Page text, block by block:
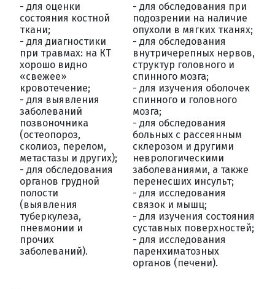
- для оценки
состояния костной
ткани;
- для диагностики
при травмах: на КТ
хорошо видно
«свежее»
кровотечение;
- для выявления
заболеваний
позвоночника
(остеопороз,
сколиоз, перелом,
метастазы и других);
- для обследования
органов грудной
полости
(выявления
туберкулеза,
пневмонии и
прочих
заболеваний).
- для обследования при
подозрении на наличие
опухоли в мягких тканях;
- для обследования
внутричерепных нервов,
структур головного и
спинного мозга;
- для изучения оболочек
спинного и головного
мозга;
- для обследования
больных с рассеянным
склерозом и другими
неврологическими
заболеваниями, а также
перенесших инсульт;
- для исследования
связок и мышц;
- для изучения состояния
суставных поверхностей;
- для исследования
паренхиматозных
органов (печени).